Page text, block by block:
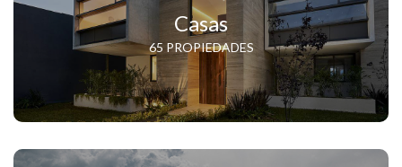
Casas
65 PROPIEDADES